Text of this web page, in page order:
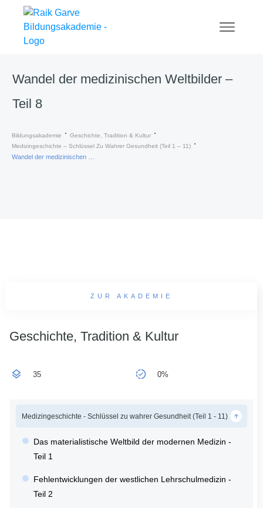
Wandel der medizinischen Weltbilder –
Teil 8
Bildungsakademie
Geschichte, Tradition & Kultur
Medizingeschichte – Schlüssel Zu Wahrer Gesundheit (Teil 1 – 11)
ZUR AKADEMIE
Geschichte, Tradition & Kultur
35 0%
Medizingeschichte - Schlüssel zu wahrer Gesundheit (Teil 1 - 11)
Das materialistische Weltbild der modernen Medizin -
Teil 1
Fehlentwicklungen der westlichen Lehrschulmedizin -
Teil 2